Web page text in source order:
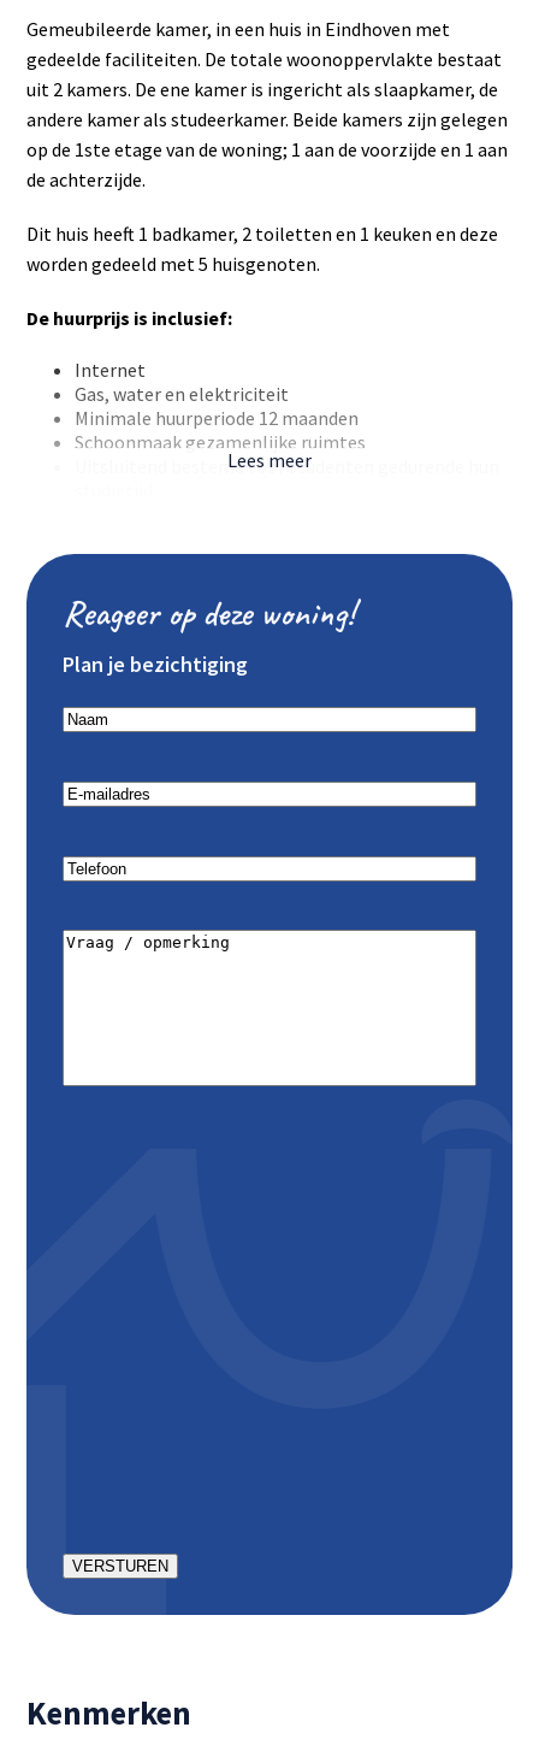
Gemeubileerde kamer, in een huis in Eindhoven met
gedeelde faciliteiten. De totale woonoppervlakte bestaat
uit 2 kamers. De ene kamer is ingericht als slaapkamer, de
andere kamer als studeerkamer. Beide kamers zijn gelegen
op de 1ste etage van de woning; 1 aan de voorzijde en 1 aan
de achterzijde.
Dit huis heeft 1 badkamer, 2 toiletten en 1 keuken en deze
worden gedeeld met 5 huisgenoten.
De huurprijs is inclusief:
Internet
Gas, water en elektriciteit
Minimale huurperiode 12 maanden
Schoonmaak gezamenlijke ruimtes
Uitsluitend bestemd voor studenten gedurende hun
Lees meer
Reageer op deze woning!
Plan je bezichtiging
Naam
Email(Vereist)
Telefoon
Vraag
Kenmerken